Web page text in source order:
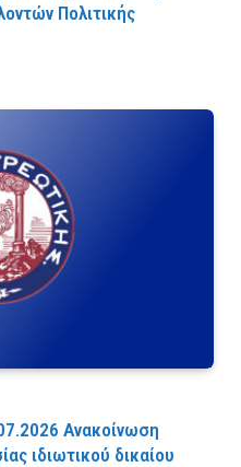
Πολιτικής
Ανακοίνωση
ιδιωτικού δικαίου